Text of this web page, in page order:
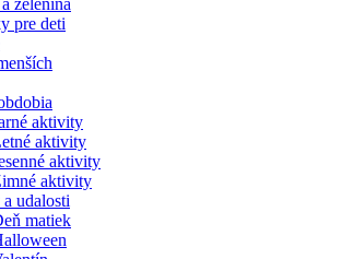
zelenina
pre deti
aktivity
aktivity
aktivity
aktivity
udalosti
matiek